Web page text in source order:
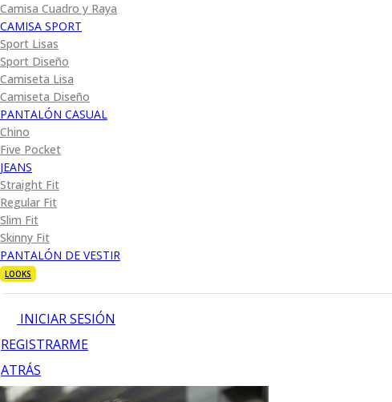
Camisa Cuadro y Raya
CAMISA SPORT
Sport Lisas
Sport Diseño
Camiseta Lisa
Camiseta Diseño
PANTALÓN CASUAL
Chino
Five Pocket
JEANS
Straight Fit
Regular Fit
Slim Fit
Skinny Fit
PANTALÓN DE VESTIR
LOOKS
INICIAR SESIÓN
REGISTRARME
ATRÁS